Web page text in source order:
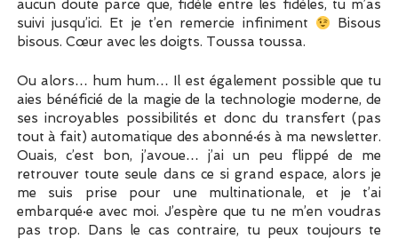
aucun doute parce que, fidèle entre les fidèles, tu m’as
suivi jusqu’ici. Et je t’en remercie infiniment
Bisous
bisous. Cœur avec les doigts. Toussa toussa.
Ou alors… hum hum… Il est également possible que tu
aies bénéficié de la magie de la technologie moderne, de
ses incroyables possibilités et donc du transfert (pas
tout à fait) automatique des abonné·és à ma newsletter.
Ouais, c’est bon, j’avoue… j’ai un peu flippé de me
retrouver toute seule dans ce si grand espace, alors je
me suis prise pour une multinationale, et je t’ai
embarqué·e avec moi. J’espère que tu ne m’en voudras
pas trop. Dans le cas contraire, tu peux toujours te